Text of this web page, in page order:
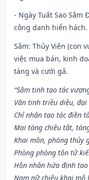
- Ngày Tuất Sao Sâm
công danh hiển hách.
Sâm: Thủy Viên (con
việc mua bán, kinh
táng và cưới gả.
“Sâm tinh tạo tác
Văn tinh triều diệu, đại
Chỉ nhân tạo tác điền
Mai táng chiêu tật,
Khai môn, phóng thủy
Phòng phòng tôn tử
Hôn nhân hứa định
Nam nữ chiêu khai mộ